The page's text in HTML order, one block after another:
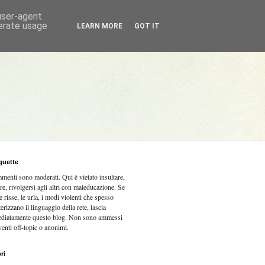
sono moderati. Qui è vietato insultare,
rivolgersi agli altri con maleducazione. Se
risse, le urla, i modi violenti che spesso
il linguaggio della rete, lascia
questo blog. Non sono ammessi
off-topic o anonimi.
agent
usage
LEARN MORE GOT IT